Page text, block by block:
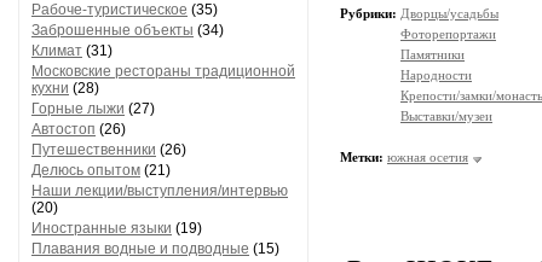
Рабоче-туристическое (35)
Заброшенные объекты (34)
Климат (31)
Московские рестораны традиционной
кухни (28)
Горные лыжи (27)
Автостоп (26)
Путешественники (26)
Делюсь опытом (21)
Наши лекции/выступления/интервью
(20)
Иностранные языки (19)
Плавания водные и подводные (15)
Рубрики: Дворцы/усадьбы
Фоторепортажи
Памятники
Народности
Крепости/замки/
Выставки/музеи
Метки: южная осетия